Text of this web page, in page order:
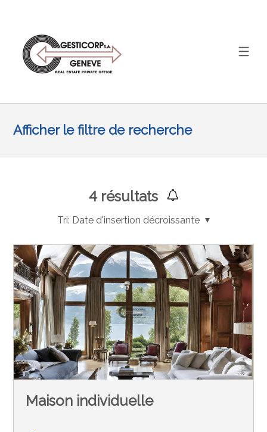
Afficher le filtre de recherche
4résultats
Tri: Date d'insertion décroissante
Maison individuelle